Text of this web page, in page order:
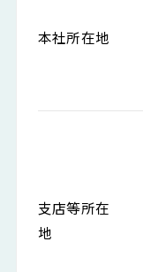
本社所在地
支店等所在
地